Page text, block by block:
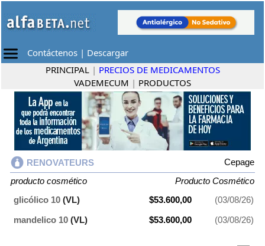
Contáctenos | Descargar
PRINCIPAL | PRECIOS DE MEDICAMENTOS
VADEMECUM | PRODUCTOS
RENOVATEURS
Cepage
producto cosmético
Producto Cosmético
glicólico 10 (VL) $53.600,00
(03/08/26)
mandelico 10 (VL) $53.600,00 (03/08/26)